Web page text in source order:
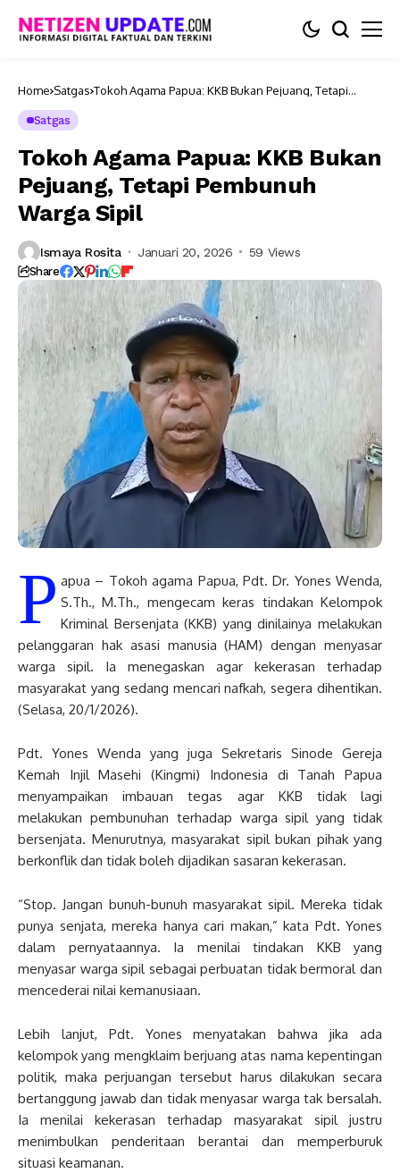
Home Satgas Tokoh Agama Papua: KKB Bukan Pejuang, Tetapi
Satgas
Tokoh Agama Papua: KKB Bukan
Pejuang, Tetapi Pembunuh
Warga Sipil
Ismaya Rosita Januari 20, 2026 59 Views
Share
P apua – Tokoh agama Papua, Pdt. Dr. Yones Wenda,
S.Th., M.Th., mengecam keras tindakan Kelompok
Kriminal Bersenjata (KKB) yang dinilainya melakukan
pelanggaran hak asasi manusia (HAM) dengan menyasar
warga sipil. Ia menegaskan agar kekerasan terhadap
masyarakat yang sedang mencari nafkah, segera dihentikan.
(Selasa, 20/1/2026).
Pdt. Yones Wenda yang juga Sekretaris Sinode Gereja
Kemah Injil Masehi (Kingmi) Indonesia di Tanah Papua
menyampaikan imbauan tegas agar KKB tidak lagi
melakukan pembunuhan terhadap warga sipil yang tidak
bersenjata. Menurutnya, masyarakat sipil bukan pihak yang
berkonflik dan tidak boleh dijadikan sasaran kekerasan.
“Stop. Jangan bunuh-bunuh masyarakat sipil. Mereka tidak
punya senjata, mereka hanya cari makan,” kata Pdt. Yones
dalam pernyataannya. Ia menilai tindakan KKB yang
menyasar warga sipil sebagai perbuatan tidak bermoral dan
mencederai nilai kemanusiaan.
Lebih lanjut, Pdt. Yones menyatakan bahwa jika ada
kelompok yang mengklaim berjuang atas nama kepentingan
politik, maka perjuangan tersebut harus dilakukan secara
bertanggung jawab dan tidak menyasar warga tak bersalah.
Ia menilai kekerasan terhadap masyarakat sipil justru
menimbulkan penderitaan berantai dan memperburuk
situasi keamanan.